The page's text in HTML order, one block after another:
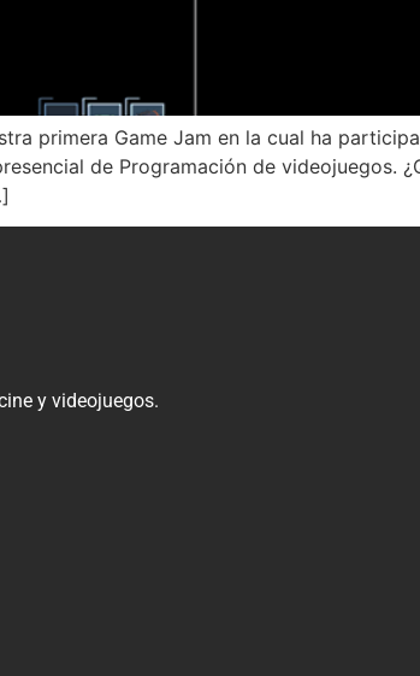
primera Game Jam en la cual ha
de Programación de videojuegos.
y videojuegos.